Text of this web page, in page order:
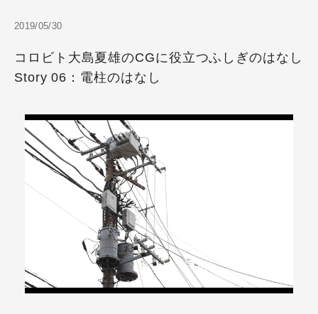
2019/05/30
コロビト大島夏雄のCGに役立つふしぎのはなし
Story 06：電柱のはなし